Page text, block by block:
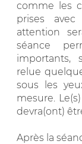
comme les
prises
attention
séance
importants,
relue
sous les
mesure.
devra(ont)
Après la